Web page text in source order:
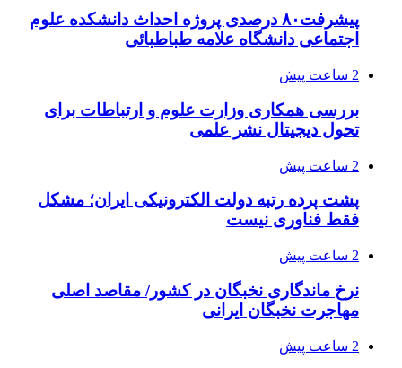
پیشرفت۸۰ درصدی پروژه احداث دانشکده علوم
اجتماعی دانشگاه علامه طباطبائی
2 ساعت پیش
بررسی همکاری وزارت علوم و ارتباطات برای
تحول دیجیتال نشر علمی
2 ساعت پیش
پشت پرده رتبه دولت الکترونیکی ایران؛ مشکل
فقط فناوری نیست
2 ساعت پیش
نرخ ماندگاری نخبگان در کشور/ مقاصد اصلی
مهاجرت نخبگان ایرانی
2 ساعت پیش